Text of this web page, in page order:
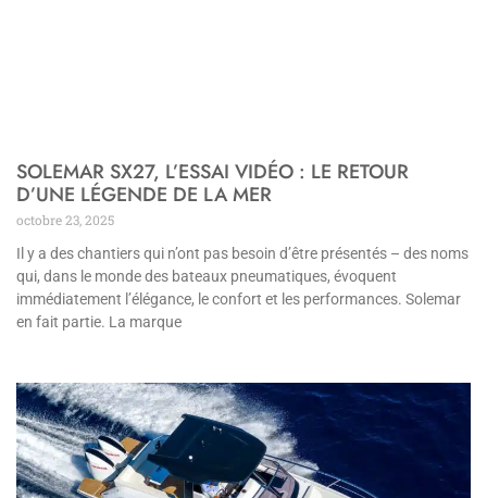
SOLEMAR SX27, L’ESSAI VIDÉO : LE RETOUR
D’UNE LÉGENDE DE LA MER
octobre 23, 2025
Il y a des chantiers qui n’ont pas besoin d’être présentés – des noms
qui, dans le monde des bateaux pneumatiques, évoquent
immédiatement l’élégance, le confort et les performances. Solemar
en fait partie. La marque